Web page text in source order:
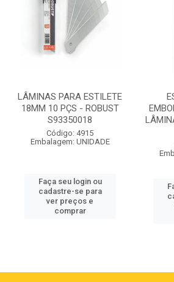
LÂMINAS PARA ESTILETE
18MM 10 PÇS - ROBUST
S93350018
Código: 4915
Embalagem: UNIDADE
Faça seu login ou
cadastre-se para
ver preços e
comprar